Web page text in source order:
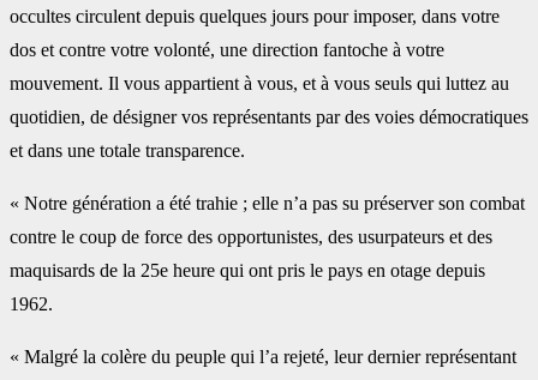
occultes circulent depuis quelques jours pour imposer, dans votre
dos et contre votre volonté, une direction fantoche à votre
mouvement. Il vous appartient à vous, et à vous seuls qui luttez au
quotidien, de désigner vos représentants par des voies démocratiques
et dans une totale transparence.
« Notre génération a été trahie ; elle n’a pas su préserver son combat
contre le coup de force des opportunistes, des usurpateurs et des
maquisards de la 25e heure qui ont pris le pays en otage depuis
1962.
« Malgré la colère du peuple qui l’a rejeté, leur dernier représentant